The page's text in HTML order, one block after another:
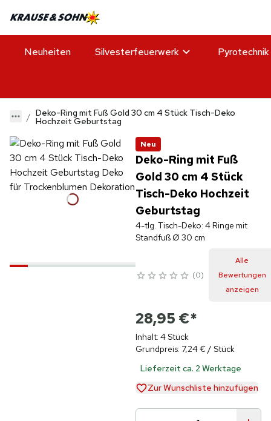
Neuheiten Silvesterfeuerwerk Pyrotechnik
Deko-Ring mit Fuß Gold 30 cm 4 Stück Tisch-Deko
Hochzeit Geburtstag
Neu
Deko-Ring mit Fuß
Gold 30 cm 4 Stück
Tisch-Deko Hochzeit
Geburtstag
4-tlg. Tisch-Deko: 4 Ringe mit
Standfuß Ø 30 cm
0
Alle
Bewertungen
anzeigen
28,95 €*
Inhalt: 4 Stück
Grundpreis: 7,24 € / Stück
Lieferzeit ca. 2 Werktage
Zur Wunschliste hinzufügen